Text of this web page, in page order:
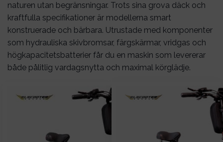
naturen utan begränsningar. Trots sina grova däck och
kraftfulla specifikationer är modellerna smart
konstruerade och bärbara. Utrustade med komponenter
som hydrauliska skivbromsar, färgskärmar, vridgas och
högkapacitetsbatterier får du en maskin som levererar
både pålitlig vardagsnytta och maximal körglädje.